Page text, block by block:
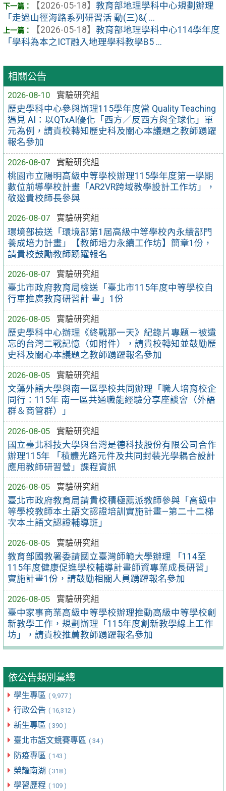
相關公告
2026-08-10
實驗研究組
歷史學科中心參與辦理115學年度當 Quality Teaching
遇見 AI：以QTxAI優化「西方／反西方與全球化」單
元為例，請貴校轉知歷史科及關心本議題之教師踴躍
報名參加
2026-08-07
實驗研究組
桃園市立陽明高級中等學校辦理115學年度第一學期
數位前導學校計畫「AR2VR跨域教學設計工作坊」，
敬邀貴校師長參與
2026-08-07
實驗研究組
環境部檢送「環境部第1屆高級中等學校內永續部門
養成培力計畫」【教師培力永續工作坊】簡章1份，
請貴校鼓勵教師踴躍報名
2026-08-07
實驗研究組
臺北市政府教育局檢送「臺北市115年度中等學校自
行車推廣教育研習計 畫」1份
2026-08-05
實驗研究組
歷史學科中心辦理《終戰那一天》紀錄片專題－被遺
忘的台灣二戰記憶（如附件），請貴校轉知並鼓勵歷
史科及關心本議題之教師踴躍報名參加
2026-08-05
實驗研究組
文藻外語大學與南一區學校共同辦理「職人培育校企
同行：115年 南一區共通職能經驗分享座談會（外語
群＆商管群）」
2026-08-05
實驗研究組
國立臺北科技大學與台灣是德科技股份有限公司合作
辦理115年 「積體光路元件及共同封裝光學耦合設計
應用教師研習營」課程資訊
2026-08-05
實驗研究組
臺北市政府教育局請貴校積極薦派教師參與「高級中
等學校教師本土語文認證培訓實施計畫—第二十二梯
次本土語文認證輔導班」
2026-08-05
實驗研究組
教育部國教署委請國立臺灣師範大學辦理 「114至
115年度健康促進學校輔導計畫師資專業成長研習」
實施計畫1份，請鼓勵相關人員踴躍報名參加
2026-08-05
實驗研究組
臺中家事商業高級中等學校辦理推動高級中等學校創
新教學工作，規劃辦理「115年度創新教學線上工作
坊」，請貴校推薦教師踴躍報名參加
依公告類別彙總
學生專區 ( 9,977 )
行政公告 ( 16,312 )
新生專區 ( 390 )
臺北市語文競賽專區 ( 34 )
防疫專區 ( 143 )
榮耀南湖 ( 318 )
學習歷程 ( 109 )
【2026-05-18】 教育部地理學科中心規劃辦理
「走過山徑海路系列研習活 動(三)&( ...
【2026-05-18】 教育部地理學科中心114學年度
「學科為本之ICT融入地理學科教學B5 ...